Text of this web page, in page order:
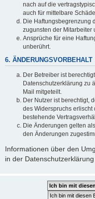
nach auf die
auch für mittelbare
Die Haftungsbegrenzung
zugunsten der Mitarbeiter
Ansprüche für eine
unberührt.
6. ÄNDERUNGSVORBEHALT
Der Betreiber ist
Datenschutzerklärung zu
Mail mitgeteilt.
Der Nutzer ist berechtigt,
des Widerspruchs
bestehende
Die Änderungen gelten
den Änderungen
Informationen über den
in der Datenschutzerklärung